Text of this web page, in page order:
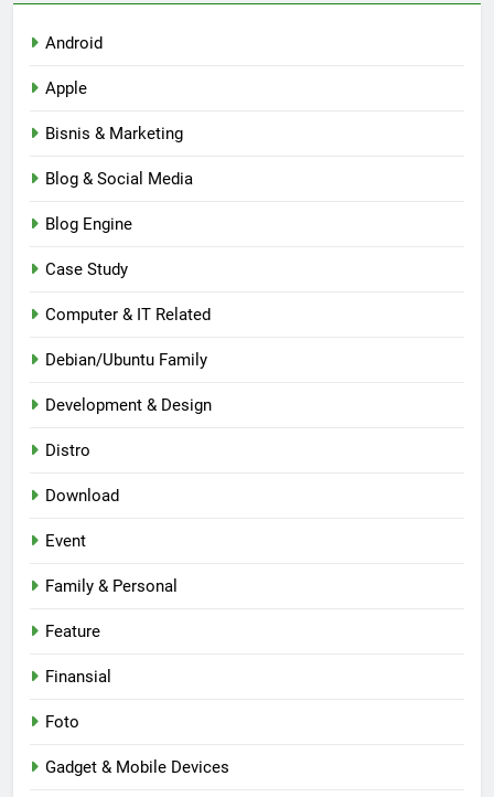
Android
Apple
Bisnis & Marketing
Blog & Social Media
Blog Engine
Case Study
Computer & IT Related
Debian/Ubuntu Family
Development & Design
Distro
Download
Event
Family & Personal
Feature
Finansial
Foto
Gadget & Mobile Devices